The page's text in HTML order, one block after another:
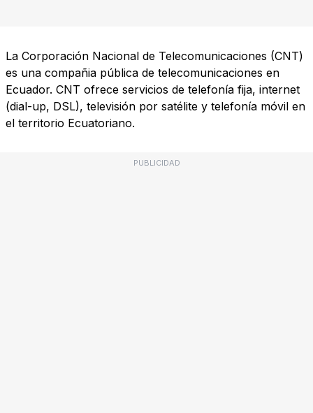
La Corporación Nacional de Telecomunicaciones (CNT)
es una compañia pública de telecomunicaciones en
Ecuador. CNT ofrece servicios de telefonía fija, internet
(dial-up, DSL), televisión por satélite y telefonía móvil en
el territorio Ecuatoriano.
PUBLICIDAD